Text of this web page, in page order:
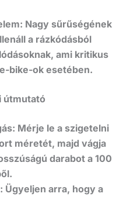
Nagy sűrűségének
a rázkódásból
ami kritikus
bike-ok esetében.
útmutató
Mérje le a szigetelni
méretét, majd vágja
darabot a 100
Ügyeljen arra, hogy a